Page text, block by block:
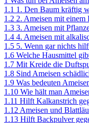
1.1 1. Den Baum kräftig
1.2 2. Ameisen mit einem
1.3 3. Ameisen mit
1.4 4. Ameisen mit
1.5 5. Wenn gar nichts
1.6 Welche Hausmittel
1.7 Mit Kreide die
1.8 Sind Ameisen
1.9 Was bedeuten
1.10 Wie hält man
1.11 Hilft Kalkanstrich
1.12 Ameisen und
1.13 Hilft Backpulver